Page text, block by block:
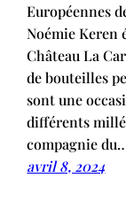
Européennes
Noémie Keren
Château La
de bouteilles
sont une
différents
compagnie
avril 8, 2024